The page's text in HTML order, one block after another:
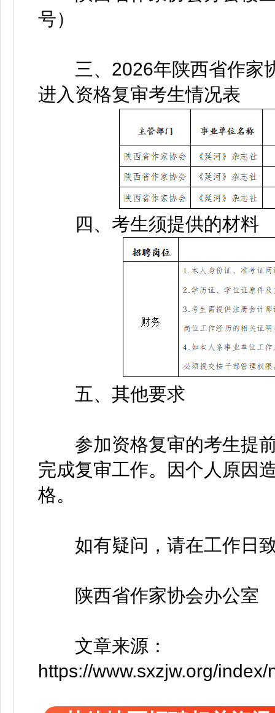
号）
三、2026年陕西省作家
进入资格复审考生情况表
四、考生须提供的材料
五、其他要求
参加资格复审的考生提前
完成复审工作。因个人原因
格。
如有疑问，请在工作日致
陕西省作家协会办公室
文章来源：
https://www.sxzjw.org/